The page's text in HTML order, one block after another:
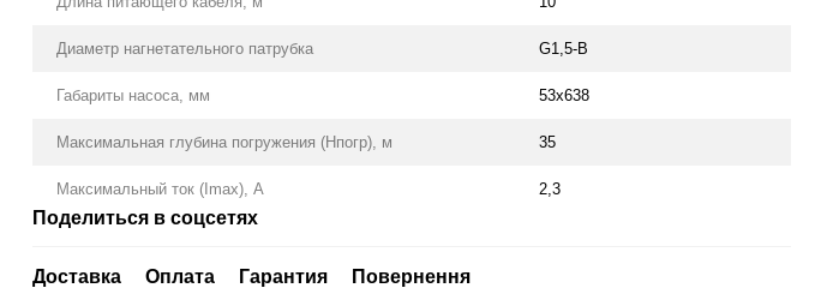
Диаметр нагнетательного патрубка G1,5-B
Габариты насоса, мм 53x638
Максимальная глубина погружения (Нпогр), м 35
Максимальный ток (Imax), А 2,3
Поделиться в соцсетях
Доставка Оплата Гарантия Повернення